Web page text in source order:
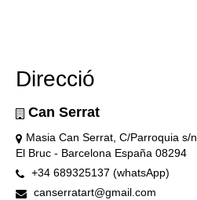
Direcció
Can Serrat
Masia Can Serrat, C/Parroquia s/n
El Bruc - Barcelona España 08294
+34 689325137 (whatsApp)
canserratart@gmail.com